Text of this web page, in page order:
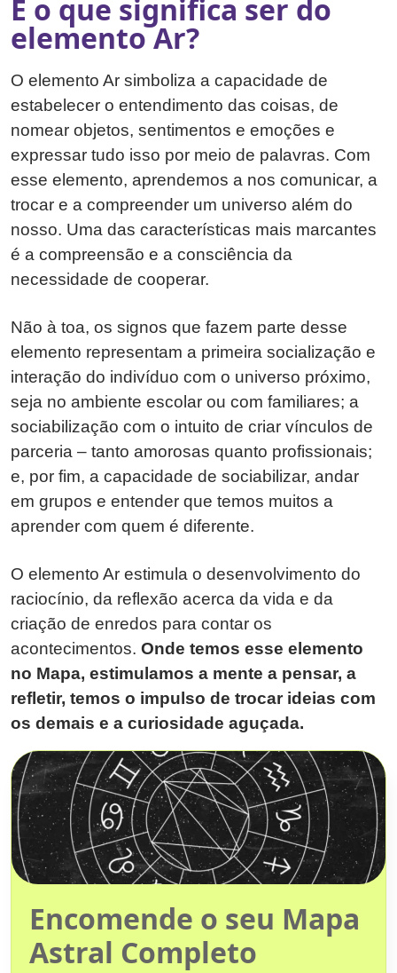
E o que significa ser do
elemento Ar?
O elemento Ar simboliza a capacidade de
estabelecer o entendimento das coisas, de
nomear objetos, sentimentos e emoções e
expressar tudo isso por meio de palavras. Com
esse elemento, aprendemos a nos comunicar, a
trocar e a compreender um universo além do
nosso. Uma das características mais marcantes
é a compreensão e a consciência da
necessidade de cooperar.
Não à toa, os signos que fazem parte desse
elemento representam a primeira socialização e
interação do indivíduo com o universo próximo,
seja no ambiente escolar ou com familiares; a
sociabilização com o intuito de criar vínculos de
parceria – tanto amorosas quanto profissionais;
e, por fim, a capacidade de sociabilizar, andar
em grupos e entender que temos muitos a
aprender com quem é diferente.
O elemento Ar estimula o desenvolvimento do
raciocínio, da reflexão acerca da vida e da
criação de enredos para contar os
acontecimentos. Onde temos esse elemento
no Mapa, estimulamos a mente a pensar, a
refletir, temos o impulso de trocar ideias com
os demais e a curiosidade aguçada.
Encomende o seu Mapa
Astral Completo